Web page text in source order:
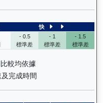
快
- 0.5
標準差
- 1
標準差
- 1.5
標準差
較均依據
完成時間